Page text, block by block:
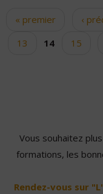
Pages
« premier ‹
13
14 15
Vous souhaitez
formations, les
Rendez-vous sur